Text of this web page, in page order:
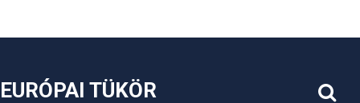
EURÓPAI TÜKÖR